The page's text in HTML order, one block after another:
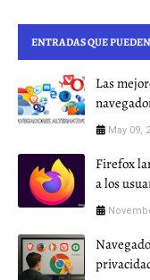
ENTRADAS QUE
Las
May 09,
Firefox
a los